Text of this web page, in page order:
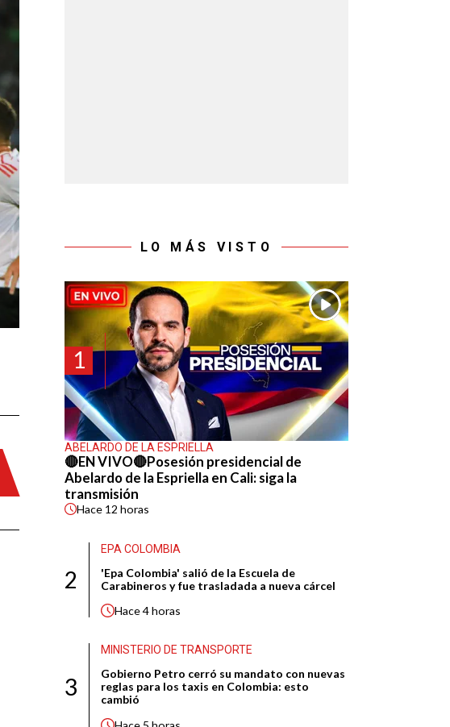
LO MÁS VISTO
1
ABELARDO DE LA ESPRIELLA
🔴EN VIVO🔴Posesión presidencial de
Abelardo de la Espriella en Cali: siga la
transmisión
Hace 12 horas
2
EPA COLOMBIA
'Epa Colombia' salió de la Escuela de
Carabineros y fue trasladada a nueva cárcel
Hace4 horas
3
MINISTERIO DE TRANSPORTE
Gobierno Petro cerró su mandato con nuevas
reglas para los taxis en Colombia: esto
cambió